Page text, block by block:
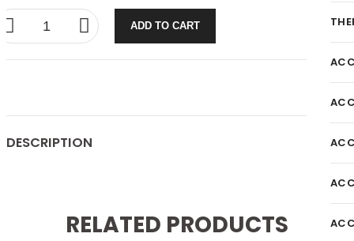
ADD TO CART
DESCRIPTION
RELATED PRODUCTS